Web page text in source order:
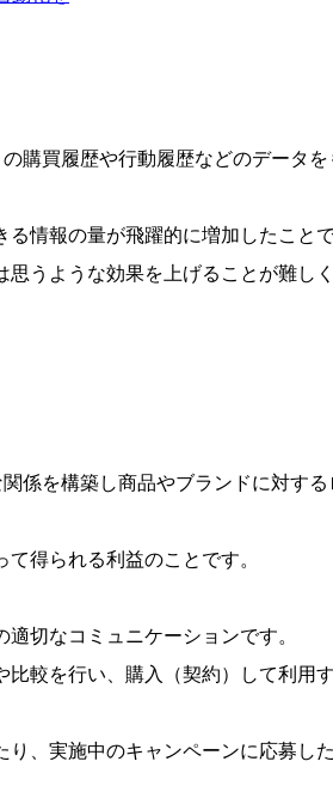
購買履歴や行動履歴などのデータを
情報の量が飛躍的に増加したことで
うような効果を上げることが難し
係を構築し商品やブランドに対
得られる利益のことです。
切なコミュニケーションです。
較を行い、購入（契約）して利
、実施中のキャンペーンに応募